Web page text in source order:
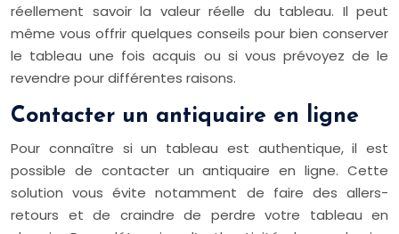
réellement savoir la valeur réelle du tableau. Il peut
même vous offrir quelques conseils pour bien conserver
le tableau une fois acquis ou si vous prévoyez de le
revendre pour différentes raisons.
Contacter un antiquaire en ligne
Pour connaître si un tableau est authentique, il est
possible de contacter un antiquaire en ligne. Cette
solution vous évite notamment de faire des allers-
retours et de craindre de perdre votre tableau en